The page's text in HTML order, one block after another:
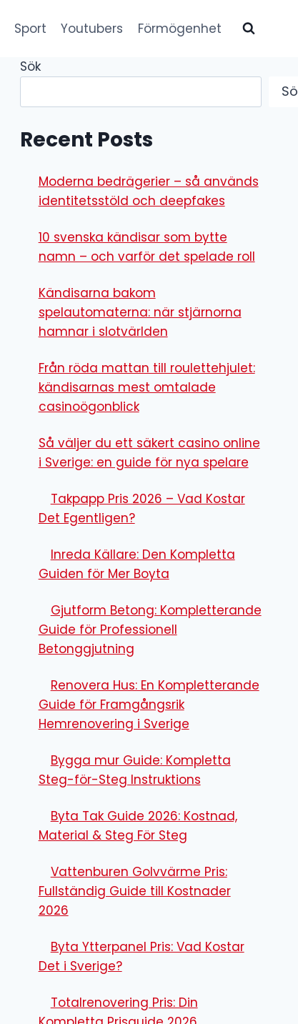
Sport Youtubers Förmögenhet
Sök
Recent Posts
Moderna bedrägerier – så används
identitetsstöld och deepfakes
10 svenska kändisar som bytte
namn – och varför det spelade roll
Kändisarna bakom
spelautomaterna: när stjärnorna
hamnar i slotvärlden
Från röda mattan till roulettehjulet:
kändisarnas mest omtalade
casinoögonblick
Så väljer du ett säkert casino online
i Sverige: en guide för nya spelare
Takpapp Pris 2026 – Vad Kostar
Det Egentligen?
Inreda Källare: Den Kompletta
Guiden för Mer Boyta
Gjutform Betong: Kompletterande
Guide för Professionell
Betonggjutning
Renovera Hus: En Kompletterande
Guide för Framgångsrik
Hemrenovering i Sverige
Bygga mur Guide: Kompletta
Steg-för-Steg Instruktions
Byta Tak Guide 2026: Kostnad,
Material & Steg För Steg
Vattenburen Golvvärme Pris:
Fullständig Guide till Kostnader
2026
Byta Ytterpanel Pris: Vad Kostar
Det i Sverige?
Totalrenovering Pris: Din